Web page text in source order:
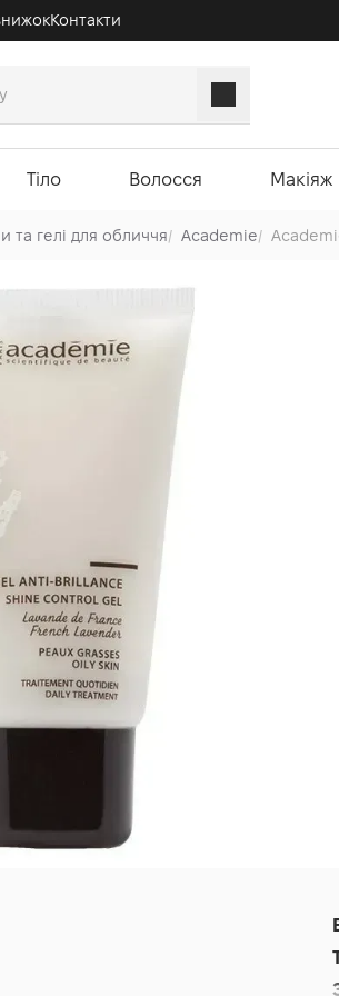
Контакти
Тіло Волосся Макіяж
та гелі для обличчя/ Academie/